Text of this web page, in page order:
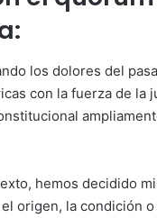
los dolores del
con la fuerza de
hemos decidido
origen, la condición